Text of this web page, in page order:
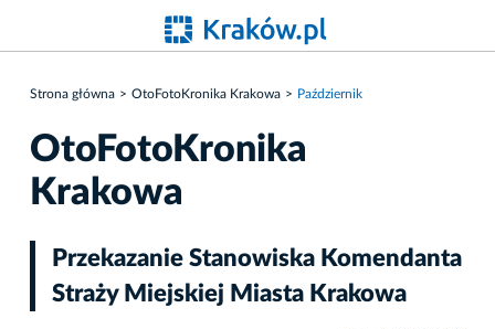
Strona główna OtoFotoKronika Krakowa Październik
OtoFotoKronika
Krakowa
Przekazanie Stanowiska Komendanta
Straży Miejskiej Miasta Krakowa